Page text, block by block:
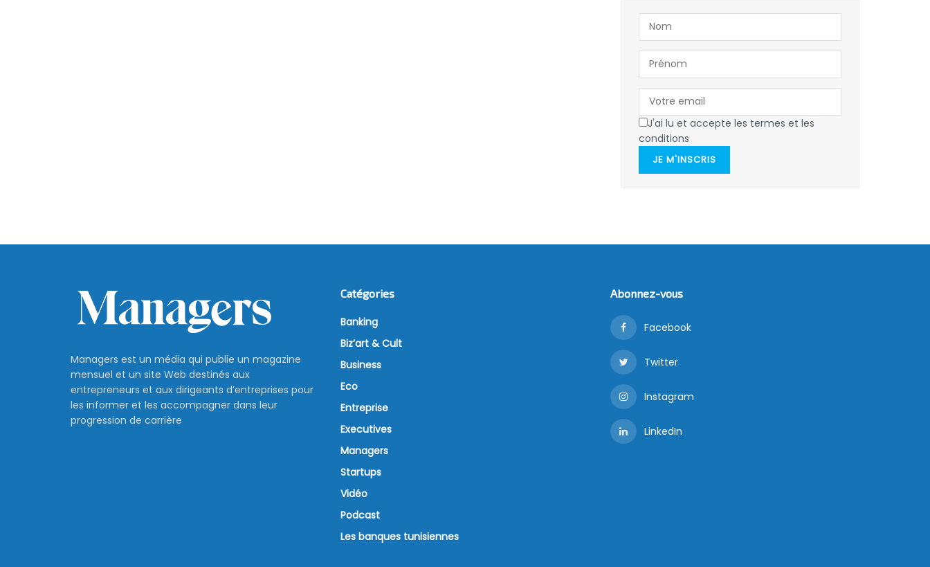
J'ai lu et accepte les termes et les
conditions
JE M'INSCRIS
Managers est un média qui publie un magazine
mensuel et un site Web destinés aux
entrepreneurs et aux dirigeants d’entreprises pour
les informer et les accompagner dans leur
progression de carrière
Catégories
Banking
Biz’art & Cult
Business
Eco
Entreprise
Executives
Managers
Startups
Vidéo
Podcast
Les banques tunisiennes
Abonnez-vous
Facebook
Twitter
Instagram
LinkedIn